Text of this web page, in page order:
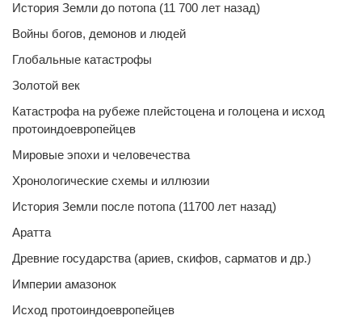
История Земли до потопа (11 700 лет назад)
Войны богов, демонов и людей
Глобальные катастрофы
Золотой век
Катастрофа на рубеже плейстоцена и голоцена и исход
протоиндоевропейцев
Мировые эпохи и человечества
Хронологические схемы и иллюзии
История Земли после потопа (11700 лет назад)
Аратта
Древние государства (ариев, скифов, сарматов и др.)
Империи амазонок
Исход протоиндоевропейцев